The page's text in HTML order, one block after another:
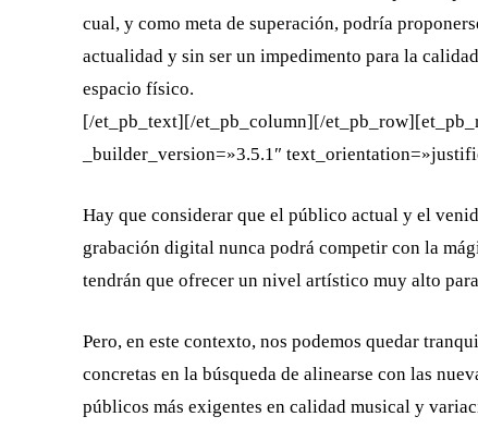
cual, y como meta de superación, podría
actualidad y sin ser un impedimento para la
espacio físico.
[/et_pb_text][/et_pb_column][/
_builder_version=»3.5.1″
Hay que considerar que el público actual y el
grabación digital nunca podrá competir con la
tendrán que ofrecer un nivel artístico muy alto
Pero, en este contexto, nos podemos quedar
concretas en la búsqueda de alinearse con las
públicos más exigentes en calidad musical y